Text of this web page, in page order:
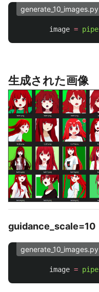
generate_10_images.py
image = pipe
生成された画像
guidance_scale=10
generate_10_images.py
image = pipe